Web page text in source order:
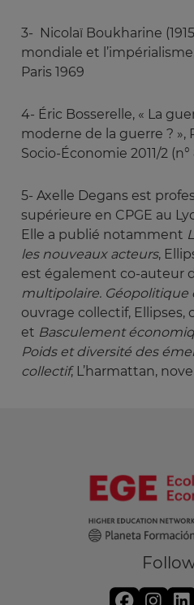
3- Nicolaï Boukharine
mondiale et
Paris 1969
4- Éric Bosserelle, « La
moderne de la guerre ? »,
Socio-Économie 2011/2 (n°
5- Axelle Degans est
supérieure en CPGE au
Elle a publié notamment
les nouveaux acteurs,
est également co-auteur
multipolaire.
ouvrage collectif, Ellipses,
et Basculement
Poids et diversité des
collectif, L’harmattan,